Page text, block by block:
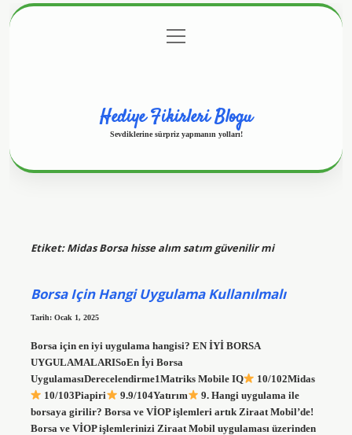
Gizlilik Politikası
menüyü
aç
Hediye Fikirleri Blogu
Sevdiklerine sürpriz yapmanın yolları!
Etiket:Midas Borsa hisse alım satım güvenilir mi
Borsa Için Hangi Uygulama Kullanılmalı
Tarih: Ocak 1, 2025
Borsa için en iyi uygulama hangisi? EN İYİ BORSA
UYGULAMALARISoEn İyi Borsa
UygulamasıDerecelendirme1Matriks Mobile IQ
10/102Midas
10/103Piapiri
9.9/104Yatırım
9. Hangi uygulama ile
borsaya girilir? Borsa ve VİOP işlemleri artık Ziraat Mobil’de!
Borsa ve VİOP işlemlerinizi Ziraat Mobil uygulaması üzerinden